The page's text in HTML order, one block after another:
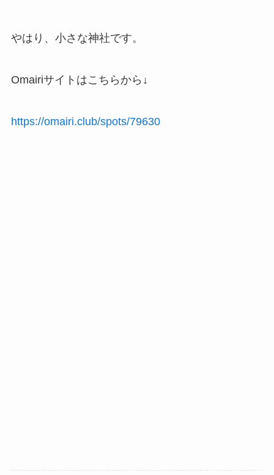
やはり、小さな神社です。
Omairiサイトはこちらから↓
https://omairi.club/spots/79630